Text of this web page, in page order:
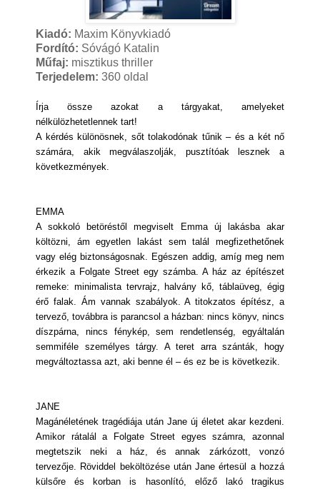
Kiadó: Maxim Könyvkiadó
Fordító: Sóvágó Katalin
Műfaj: misztikus thriller
Terjedelem: 360 oldal
Írja ​össze azokat a tárgyakat, amelyeket
nélkülözhetetlennek tart!
A kérdés különösnek, sőt tolakodónak tűnik – és a két nő
számára, akik megválaszolják, pusztítóak lesznek a
következmények.
EMMA
A sokkoló betöréstől megviselt Emma új lakásba akar
költözni, ám egyetlen lakást sem talál megfizethetőnek
vagy elég biztonságosnak. Egészen addig, amíg meg nem
érkezik a Folgate Street egy számba. A ház az építészet
remeke: minimalista tervrajz, halvány kő, táblaüveg, égig
érő falak. Ám vannak szabályok. A titokzatos építész, a
tervező, továbbra is parancsol a házban: nincs könyv, nincs
díszpárna, nincs fénykép, sem rendetlenség, egyáltalán
semmiféle személyes tárgy. A teret arra szánták, hogy
megváltoztassa azt, aki benne él – és ez be is következik.
JANE
Magánéletének tragédiája után Jane új életet akar kezdeni.
Amikor rátalál a Folgate Street egyes számra, azonnal
megtetszik neki a ház, és annak zárkózott, vonzó
tervezője. Röviddel beköltözése után Jane értesül a hozzá
külsőre és korban is hasonlító, előző lakó tragikus